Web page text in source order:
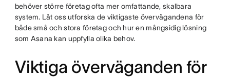
behöver större företag ofta mer omfattande, skalbara
system. Låt oss utforska de viktigaste övervägandena för
både små och stora företag och hur en mångsidig lösning
som Asana kan uppfylla olika behov.
Viktiga överväganden för